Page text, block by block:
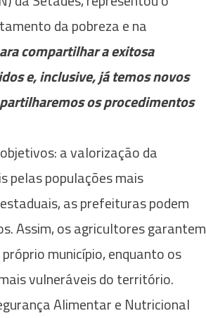
da pobreza e na
compartilhar a exitosa
e, inclusive, já temos novos
os procedimentos
a valorização da
pelas populações mais
as prefeituras podem
Assim, os agricultores garantem
município, enquanto os
vulneráveis do território.
Alimentar e Nutricional